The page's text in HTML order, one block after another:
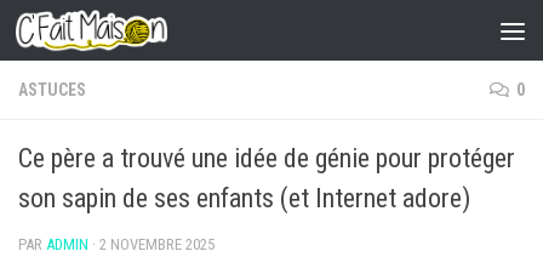
Skip to content
ASTUCES 0
Ce père a trouvé une idée de génie pour protéger
son sapin de ses enfants (et Internet adore)
PAR ADMIN · 2 NOVEMBRE 2025